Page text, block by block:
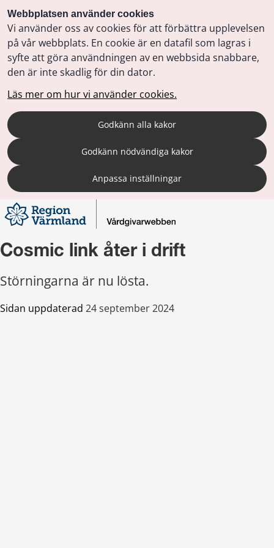
Webbplatsen använder cookies
Vi använder oss av cookies för att förbättra upplevelsen
på vår webbplats. En cookie är en datafil som lagras i
syfte att göra användningen av en webbsida snabbare,
den är inte skadlig för din dator.
Läs mer om hur vi använder cookies.
Godkänn alla kakor
Godkänn nödvändiga kakor
Anpassa inställningar
Cosmic link åter i drift
Störningarna är nu lösta.
Sidan uppdaterad 24 september 2024